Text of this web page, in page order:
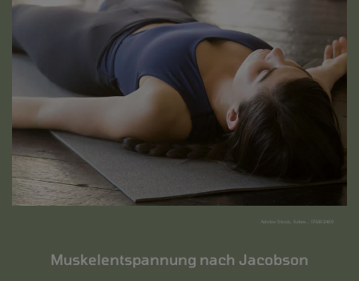
Adobe Stock, fizkes , 175562460
Muskelentspannung nach Jacobson